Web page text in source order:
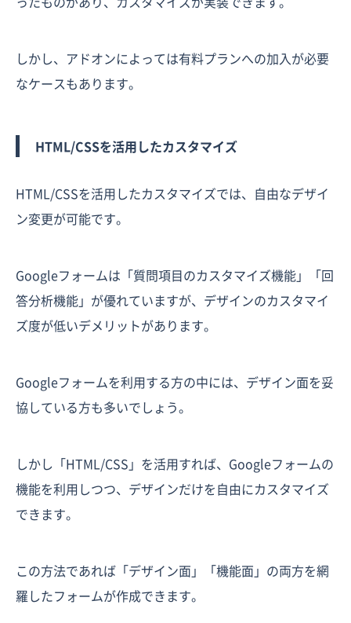
しかし、アドオンによっては有料プランへの加入が必要
なケースもあります。
HTML/CSSを活用したカスタマイズ
HTML/CSSを活用したカスタマイズでは、自由なデザイ
ン変更が可能です。
Googleフォームは「質問項目のカスタマイズ機能」「回
答分析機能」が優れていますが、デザインのカスタマイ
ズ度が低いデメリットがあります。
Googleフォームを利用する方の中には、デザイン面を妥
協している方も多いでしょう。
しかし「HTML/CSS」を活用すれば、Googleフォームの
機能を利用しつつ、デザインだけを自由にカスタマイズ
できます。
この方法であれば「デザイン面」「機能面」の両方を網
羅したフォームが作成できます。